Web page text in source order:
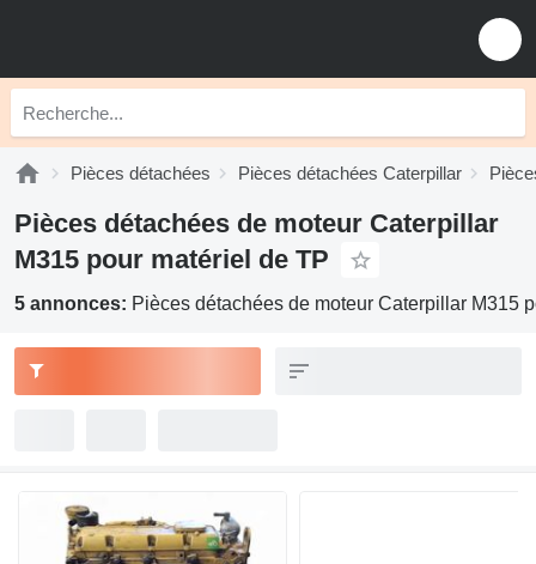
Pièces détachées Pièces détachées Caterpillar
Pièces détachées de moteur Caterpillar
M315 pour matériel de TP
5 annonces: Pièces détachées de moteur Caterpillar M315